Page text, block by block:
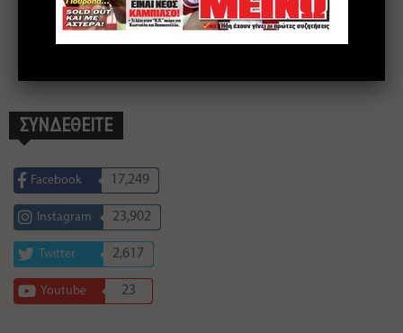
ΣΥΝΔΕΘΕΙΤΕ
Facebook 17,249
Instagram 23,902
Twitter 2,617
Youtube 23